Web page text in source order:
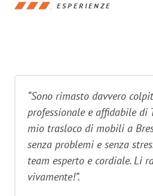
ESPERIENZE
“Sono rimasto davvero
professionale e affidabile di
mio trasloco di mobili a
senza problemi e senza
team esperto e cordiale. Li
vivamente!”.